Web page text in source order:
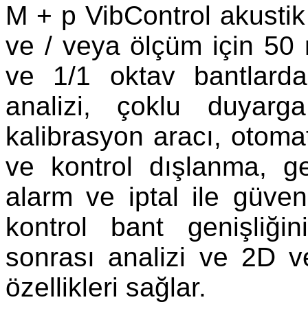
M + p VibControl
ve / veya ölçüm için 50
ve 1/1 oktav
analizi, çoklu
kalibrasyon aracı,
ve kontrol dışlanma,
alarm ve iptal ile
kontrol bant
sonrası analizi ve 2D
özellikleri sağlar.